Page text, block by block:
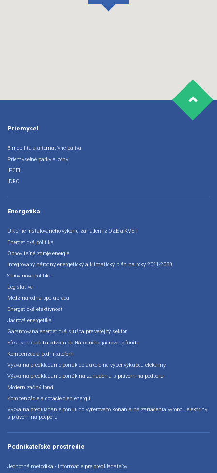
Priemysel
E-mobilita a alternatívne palivá
Priemyselné parky a zóny
IPCEI
IDRO
Energetika
Určenie inštalovaného výkonu zariadení z OZE a KVET
Energetická politika
Obnoviteľné zdroje energie
Integrovaný národný energetický a klimatický plán na roky 2021-2030
Surovinová politika
Legislatíva
Medzinárodná spolupráca
Energetická efektívnosť
Jadrová energetika
Garantovaná energetická služba pre verejný sektor
Efektívna sadzba odvodu do Národného jadrového fondu
Kompenzácia podnikateľom
Výzva na predkladanie ponúk do aukcie na výber výkupcu elektriny
Výzva na predkladanie ponúk na zariadenia s právom na podporu
Modernizačný fond
Kompenzácie a dotácie cien energií
Výzva na predkladanie ponúk do výberového konania na zariadenia výrobcu elektriny
s právom na podporu
Podnikateľské prostredie
Jednotná metodika - informácie pre predkladateľov